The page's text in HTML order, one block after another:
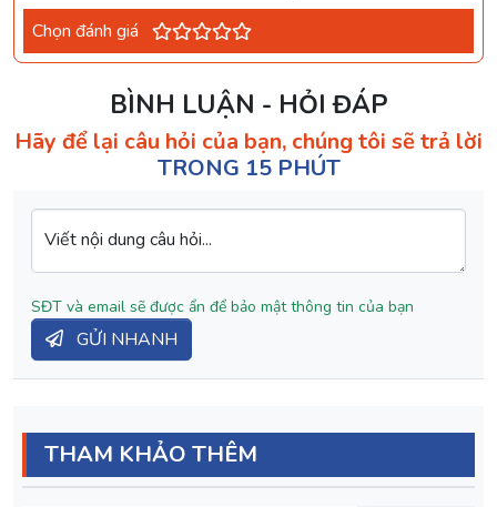
Chọn đánh giá
BÌNH LUẬN - HỎI ĐÁP
Hãy để lại câu hỏi của bạn, chúng tôi sẽ trả lời
TRONG 15 PHÚT
Viết nội dung câu hỏi...
SĐT và email sẽ được ẩn để bảo mật thông tin của bạn
GỬI NHANH
THAM KHẢO THÊM